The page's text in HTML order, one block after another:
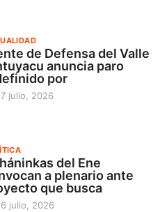
de Defensa del Valle
anuncia paro
por
julio, 2026
del Ene
a plenario ante
que busca
julio, 2026